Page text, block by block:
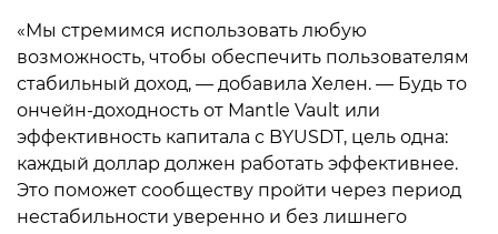
«Мы стремимся использовать любую
возможность, чтобы обеспечить пользователям
стабильный доход, — добавила Хелен. — Будь то
ончейн-доходность от Mantle Vault или
эффективность капитала с BYUSDT, цель одна:
каждый доллар должен работать эффективнее.
Это поможет сообществу пройти через период
нестабильности уверенно и без лишнего